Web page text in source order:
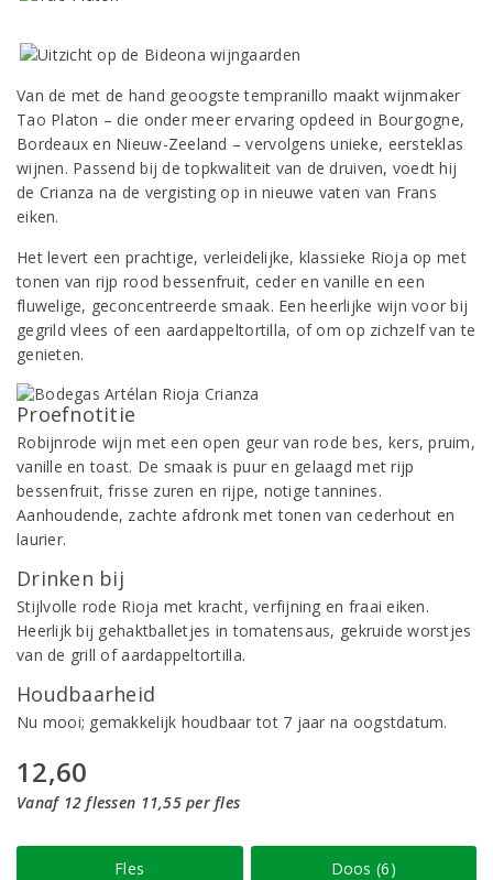
Van de met de hand geoogste tempranillo maakt wijnmaker
Tao Platon – die onder meer ervaring opdeed in Bourgogne,
Bordeaux en Nieuw-Zeeland – vervolgens unieke, eersteklas
wijnen. Passend bij de topkwaliteit van de druiven, voedt hij
de Crianza na de vergisting op in nieuwe vaten van Frans
eiken.
Het levert een prachtige, verleidelijke, klassieke Rioja op met
tonen van rijp rood bessenfruit, ceder en vanille en een
fluwelige, geconcentreerde smaak. Een heerlijke wijn voor bij
gegrild vlees of een aardappeltortilla, of om op zichzelf van te
genieten.
Proefnotitie
Robijnrode wijn met een open geur van rode bes, kers, pruim,
vanille en toast. De smaak is puur en gelaagd met rijp
bessenfruit, frisse zuren en rijpe, notige tannines.
Aanhoudende, zachte afdronk met tonen van cederhout en
laurier.
Drinken bij
Stijlvolle rode Rioja met kracht, verfijning en fraai eiken.
Heerlijk bij gehaktballetjes in tomatensaus, gekruide worstjes
van de grill of aardappeltortilla.
Houdbaarheid
Nu mooi; gemakkelijk houdbaar tot 7 jaar na oogstdatum.
12,60
Vanaf 12 flessen 11,55 per fles
Fles Doos (6)